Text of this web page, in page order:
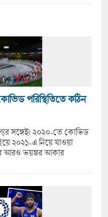
পরিস্থিতিতে কঠিন
সঙ্গেই। ২০২০-তে কোভিড
২০২১-এ নিয়ে যাওয়া
আরও ভয়ঙ্কর আকার